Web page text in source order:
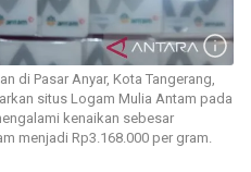
di Pasar Anyar, Kota Tangerang,
situs Logam Mulia Antam pada
kenaikan sebesar
menjadi Rp3.168.000 per gram.